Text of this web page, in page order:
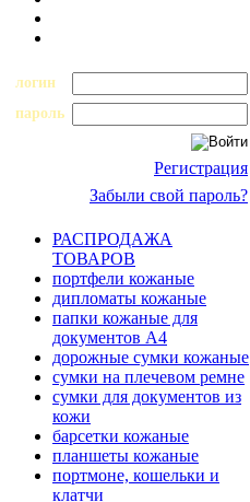
логин
пароль
Регистрация
Забыли свой пароль?
РАСПРОДАЖА
ТОВАРОВ
портфели кожаные
дипломаты кожаные
папки кожаные для
документов А4
дорожные сумки кожаные
сумки на плечевом ремне
сумки для документов из
кожи
барсетки кожаные
планшеты кожаные
портмоне, кошельки и
клатчи